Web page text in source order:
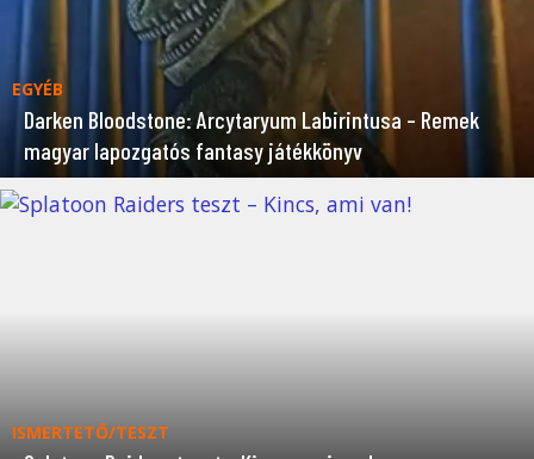
EGYÉB
Darken Bloodstone: Arcytaryum Labirintusa – Remek
magyar lapozgatós fantasy játékkönyv
ISMERTETŐ/TESZT